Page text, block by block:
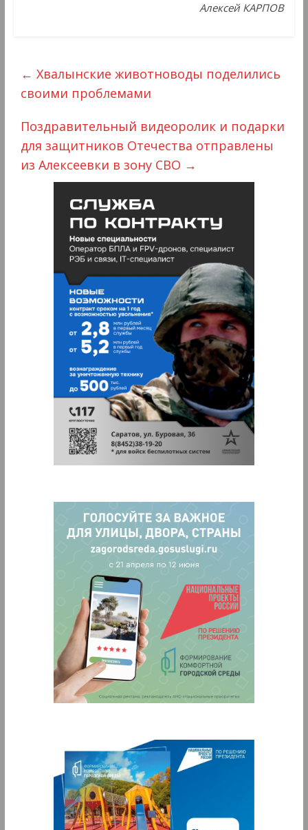
Алексей КАРПОВ
← Хвалынские животноводы поделились
своими проблемами
Поздравительный видеоролик и подарки
для защитников Отечества отправлены
из Алексеевки в зону СВО →